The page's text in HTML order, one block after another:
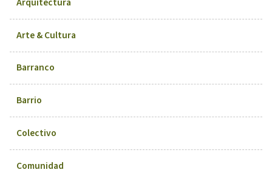
Arte & Cultura
Barranco
Barrio
Colectivo
Comunidad